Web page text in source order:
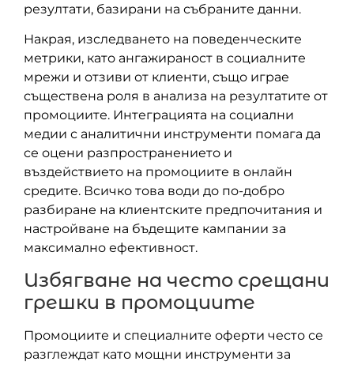
резултати, базирани на събраните данни.
Накрая, изследването на поведенческите
метрики, като ангажираност в социалните
мрежи и отзиви от клиенти, също играе
съществена роля в анализа на резултатите от
промоциите. Интеграцията на социални
медии с аналитични инструменти помага да
се оцени разпространението и
въздействието на промоциите в онлайн
средите. Всичко това води до по-добро
разбиране на клиентските предпочитания и
настройване на бъдещите кампании за
максимално ефективност.
Избягване на често срещани
грешки в промоциите
Промоциите и специалните оферти често се
разглеждат като мощни инструменти за